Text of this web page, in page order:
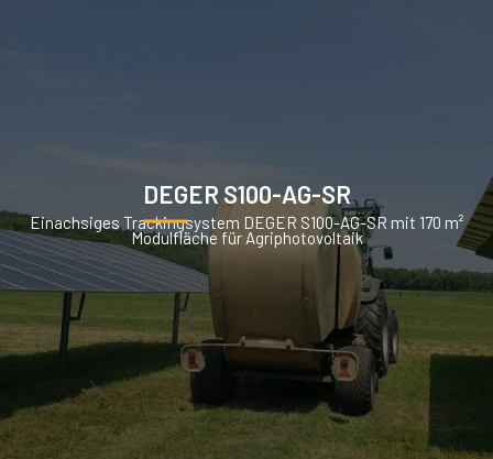
DEGER S100-AG-SR
Einachsiges Trackingsystem DEGER S100-AG-SR mit 170 m²
Modulfläche für Agriphotovoltaik